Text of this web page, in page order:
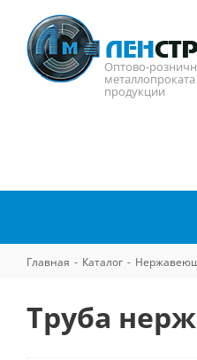
Оптово-
продукции
Главная - Каталог -
Труба